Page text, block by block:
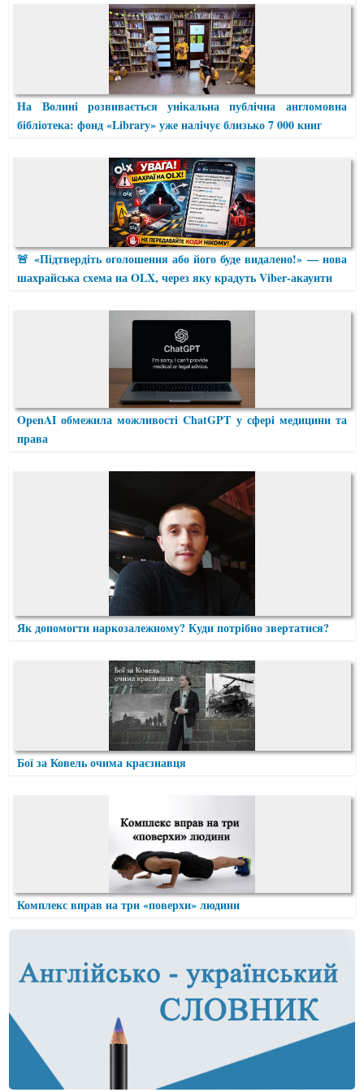
На Волині розвивається унікальна публічна англомовна
бібліотека: фонд «Library» уже налічує близько 7 000 книг
🚨 «Підтвердіть оголошення або його буде видалено!» — нова
шахрайська схема на OLX, через яку крадуть Viber-акаунти
OpenAI обмежила можливості ChatGPT у сфері медицини та
права
Як допомогти наркозалежному? Куди потрібно звертатися?
Бої за Ковель очима краєзнавця
Комплекс вправ на три «поверхи» людини